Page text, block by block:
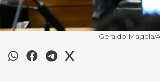
Geraldo Magela/